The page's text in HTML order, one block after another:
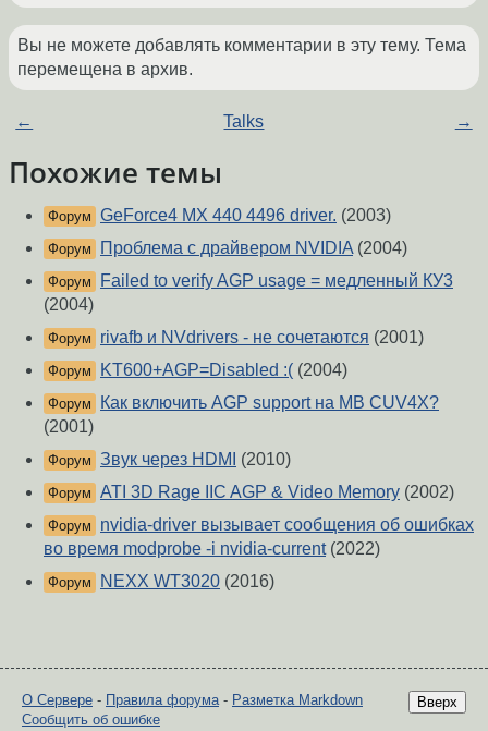
Вы не можете добавлять комментарии в эту тему. Тема
перемещена в архив.
← Talks →
Похожие темы
Форум GeForce4 MX 440 4496 driver. (2003)
Форум Проблема с драйвером NVIDIA(2004)
Форум
Failed to verify AGP usage = медленный КУ3
(2004)
Форум rivafb и NVdrivers - не сочетаются (2001)
Форум KT600+AGP=Disabled :( (2004)
Форум
Как включить AGP support на MB CUV4X?
(2001)
Форум Звук через HDMI (2010)
Форум ATI 3D Rage IIC AGP & Video Memory (2002)
Форум
nvidia-driver вызывает сообщения об ошибках
во время modprobe -i nvidia-current(2022)
Форум NEXX WT3020 (2016)
Вверх
О Сервере - Правила форума- Разметка Markdown
Сообщить об ошибке